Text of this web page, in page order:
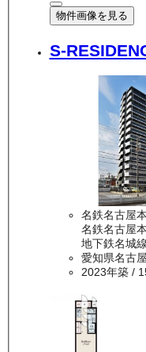
物件画像を見る
S-
名鉄名古屋
名鉄名古屋
地下鉄名城
愛知県名古
2023年築/